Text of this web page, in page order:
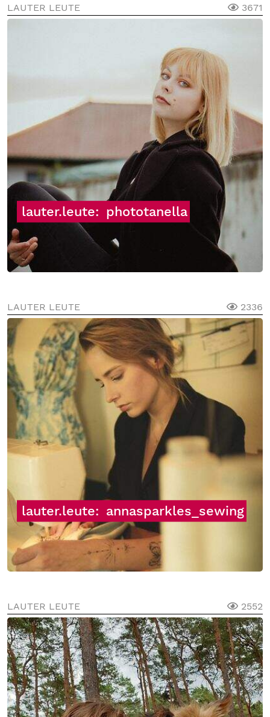
LAUTER LEUTE 3671
lauter.leute: phototanella
LAUTER LEUTE 2336
lauter.leute: annasparkles_sewing
LAUTER LEUTE 2552